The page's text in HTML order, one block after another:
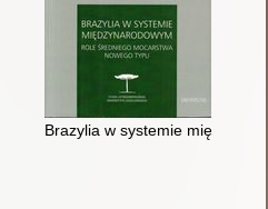
Brazylia w systemie